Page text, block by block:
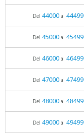
Del 44000al 44499
Del 45000al 45499
Del 46000al 46499
Del 47000al 47499
Del 48000al 48499
Del 49000al 49499